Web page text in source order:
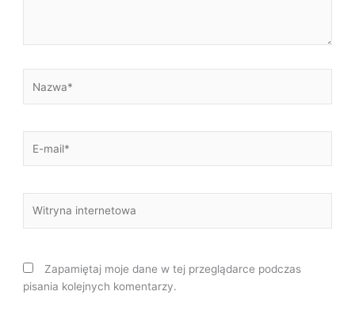
mail*
internetowa
Zapamiętaj moje dane w tej przeglądarce podczas
pisania kolejnych komentarzy.